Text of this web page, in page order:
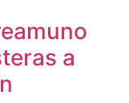
a